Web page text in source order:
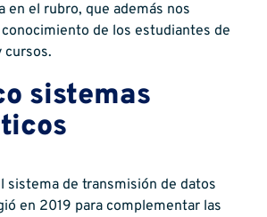
en el rubro, que además nos
de los estudiantes de
cursos.
sistemas
sistema de transmisión de datos
en 2019 para complementar las